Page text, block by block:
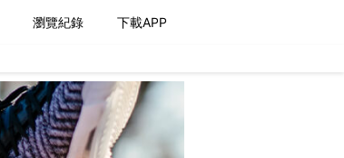
瀏覽紀錄 下載APP